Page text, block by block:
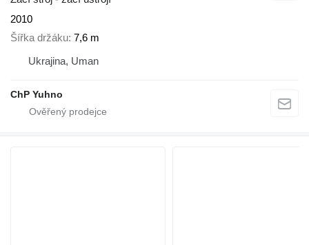
2010
Šířka držáku 7,6 m
Ukrajina, Uman
ChP Yuhno